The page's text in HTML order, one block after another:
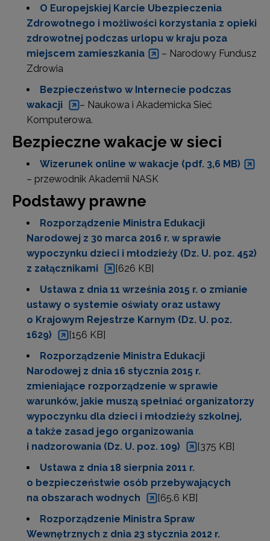
O Europejskiej Karcie Ubezpieczenia
Zdrowotnego i możliwości korzystania z opieki
zdrowotnej podczas urlopu w kraju poza
miejscem zamieszkania
– Narodowy Fundusz
Zdrowia
Bezpieczeństwo w Internecie podczas
wakacji
– Naukowa i Akademicka Sieć
Komputerowa.
Bezpieczne wakacje w sieci
Wizerunek online w wakacje (pdf. 3,6 MB)
– przewodnik Akademii NASK
Podstawy prawne
Rozporządzenie Ministra Edukacji
Narodowej z 30 marca 2016 r. w sprawie
wypoczynku dzieci i młodzieży (Dz. U. poz. 452)
z załącznikami
[626 KB]
Ustawa z dnia 11 września 2015 r. o zmianie
ustawy o systemie oświaty oraz ustawy
o Krajowym Rejestrze Karnym (Dz. U. poz.
1629)
[156 KB]
Rozporządzenie Ministra Edukacji
Narodowej z dnia 16 stycznia 2015 r.
zmieniające rozporządzenie w sprawie
warunków, jakie muszą spełniać organizatorzy
wypoczynku dla dzieci i młodzieży szkolnej,
a także zasad jego organizowania
i nadzorowania (Dz. U. poz. 109)
[375 KB]
Ustawa z dnia 18 sierpnia 2011 r.
o bezpieczeństwie osób przebywających
na obszarach wodnych
[65.6 KB]
Rozporządzenie Ministra Spraw
Wewnętrznych z dnia 23 stycznia 2012 r.